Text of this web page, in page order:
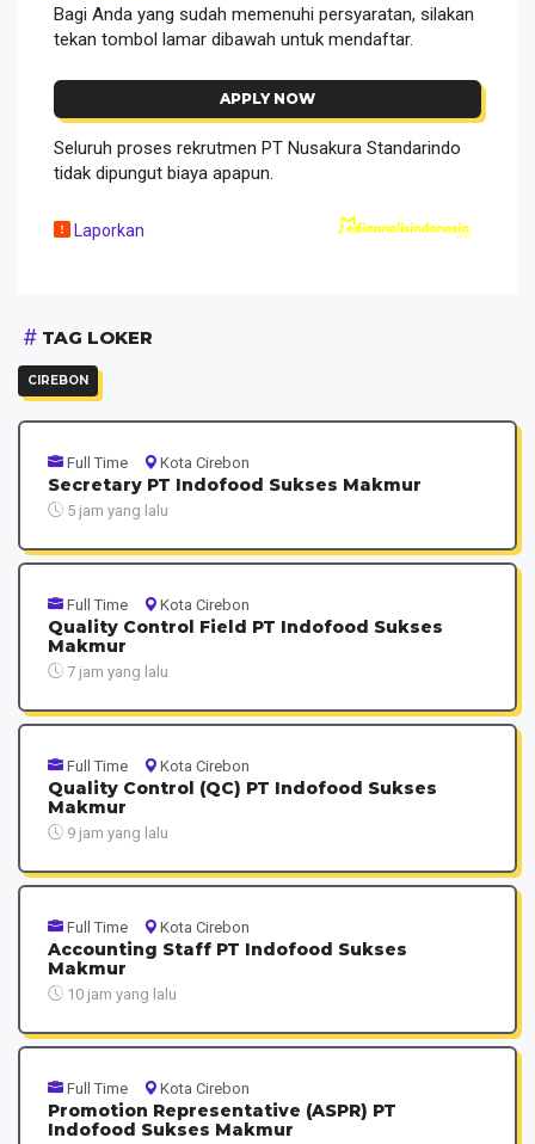
Bagi Anda yang sudah memenuhi persyaratan, silakan
tekan tombol lamar dibawah untuk mendaftar.
APPLY NOW
Seluruh proses rekrutmen PT Nusakura Standarindo
tidak dipungut biaya apapun.
Laporkan
TAG LOKER
CIREBON
Full Time Kota Cirebon
Secretary PT Indofood Sukses Makmur
5 jam yang lalu
Full Time Kota Cirebon
Quality Control Field PT Indofood Sukses
Makmur
7 jam yang lalu
Full Time Kota Cirebon
Quality Control (QC) PT Indofood Sukses
Makmur
9 jam yang lalu
Full Time Kota Cirebon
Accounting Staff PT Indofood Sukses
Makmur
10 jam yang lalu
Full Time Kota Cirebon
Promotion Representative (ASPR) PT
Indofood Sukses Makmur